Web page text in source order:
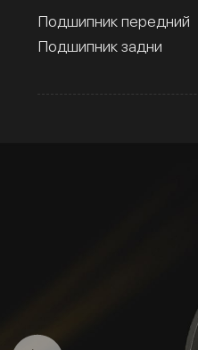
Подшипник передний
Подшипник задни